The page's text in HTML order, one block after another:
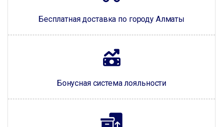
Бесплатная доставка по городу Алматы
Бонусная система лояльности